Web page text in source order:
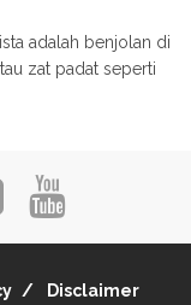
adalah benjolan di
zat padat seperti
Disclaimer